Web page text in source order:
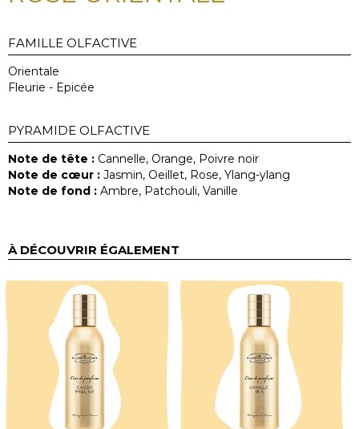
FAMILLE OLFACTIVE
Orientale
Fleurie - Epicée
PYRAMIDE OLFACTIVE
Note de tête : Cannelle, Orange, Poivre noir
Note de cœur : Jasmin, Oeillet, Rose, Ylang-ylang
Note de fond : Ambre, Patchouli, Vanille
À DÉCOUVRIR ÉGALEMENT